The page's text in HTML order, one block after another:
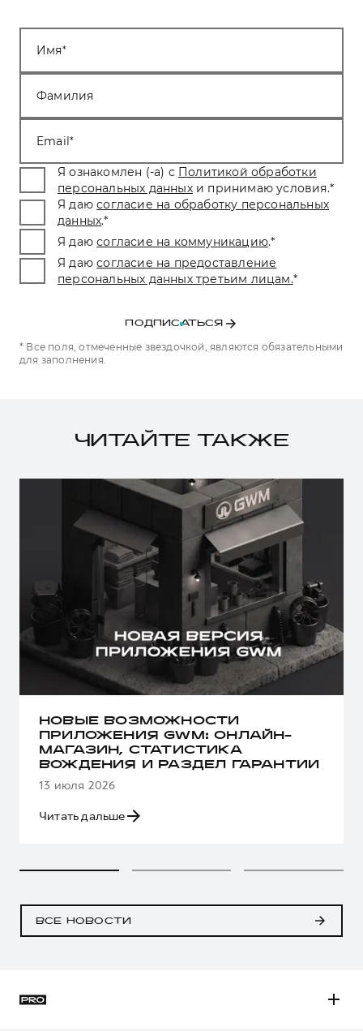
Имя
Фамилия
Email
Я ознакомлен (-а) с Политикой обработки
персональных данных и принимаю условия.*
Я даю согласие на обработку персональных
данных.*
Я даю согласие на коммуникацию.*
Я даю согласие на предоставление
персональных данных третьим лицам.*
ПОДПИСАТЬСЯ
* Все поля, отмеченные звездочкой, являются обязательными
для заполнения.
ЧИТАЙТЕ ТАКЖЕ
НОВЫЕ ВОЗМОЖНОСТИ
ПРИЛОЖЕНИЯ GWM: ОНЛАЙН-
МАГАЗИН, СТАТИСТИКА
ВОЖДЕНИЯ И РАЗДЕЛ ГАРАНТИИ
13 июля 2026
Читать дальше
ВСЕ НОВОСТИ